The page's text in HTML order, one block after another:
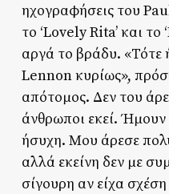
ηχογραφήσεις του
το ‘Lovely Rita’ και
αργά το βράδυ. «Τότε
Lennon κυρίως»,
απότομος. Δεν του
άνθρωποι εκεί.
ήσυχη. Μου άρεσε
αλλά εκείνη δεν με
σίγουρη αν είχα